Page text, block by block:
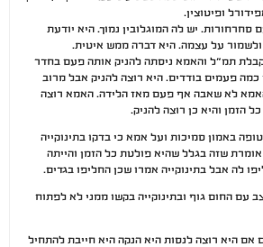
סחרחורות. יש לה המוגלובין נמוך. היא יודעת
על עצמה. היא דברה ממש איטית.
ימים רק מקבלת תמ״ל והאמא ניסתה להניק אותה פעם בחדר
פעמים בודדים. היא רוצה להניק אבל מרוב
לא שאבה אף פעם מאז הלידה. האמא רוצה
הזמן והיא כן רוצה להניק.
באמון סמיכות ועל אמא כי בדקו בתינוקייה
היה 36. האמא אומרת שזה בגלל שהיא פולטת כל הזמן והייתה
לה אבל בתינוקייה אמרו שכן החליפו בגדים.
עם החום גוף ובתינוקייה בקשו ממני לא לפתוח
אם היא רוצה לנסות היא הנקה היא חייבת להתחיל